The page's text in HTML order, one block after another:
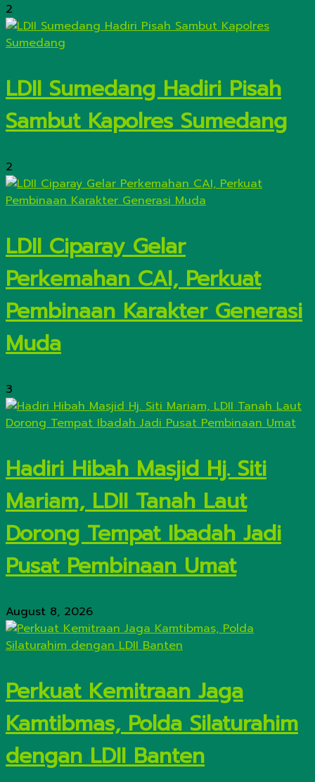
2
LDII Sumedang Hadiri Pisah
Sambut Kapolres Sumedang
2
LDII Ciparay Gelar
Perkemahan CAI, Perkuat
Pembinaan Karakter Generasi
Muda
3
Hadiri Hibah Masjid Hj. Siti
Mariam, LDII Tanah Laut
Dorong Tempat Ibadah Jadi
Pusat Pembinaan Umat
August 8, 2026
Perkuat Kemitraan Jaga
Kamtibmas, Polda Silaturahim
dengan LDII Banten